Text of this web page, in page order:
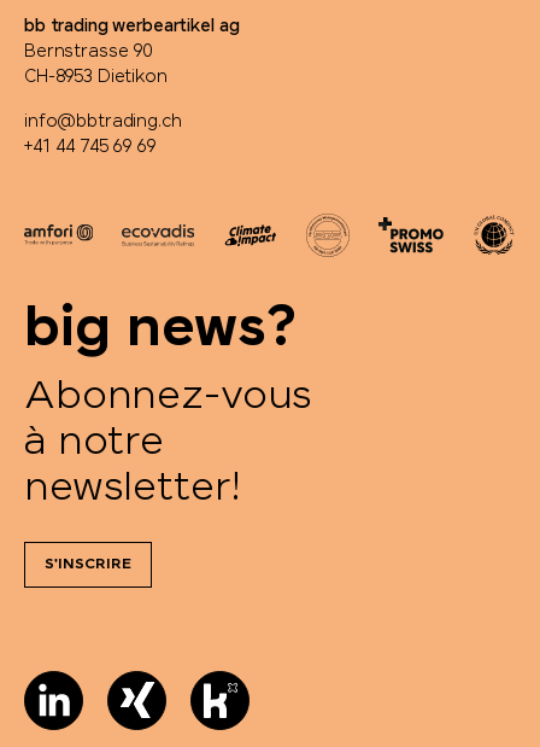
bb trading werbeartikel ag
Bernstrasse 90
CH-8953 Dietikon
info@bbtrading.ch
+41 44 745 69 69
big news?
Abonnez-vous
à notre
newsletter!
S'INSCRIRE